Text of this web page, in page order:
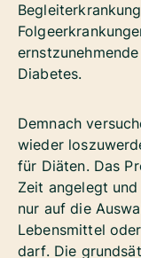
Diabetes.
Demnach
wieder
für Diäten. Das
Zeit angelegt
nur auf die
Lebensmittel
darf. Die